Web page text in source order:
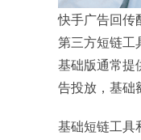
快手广告回传
第三方短链工
基础版通常提
告投放，基础
基础短链工具